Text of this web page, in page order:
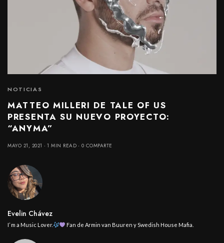
NOTICIAS
MATTEO MILLERI DE TALE OF US
PRESENTA SU NUEVO PROYECTO:
“ANYMA”
MAYO 21, 2021 1 MIN READ 0 COMPARTE
Evelin Chávez
I’ m a Music Lover. Fan de Armin van Buuren y Swedish House Mafia.